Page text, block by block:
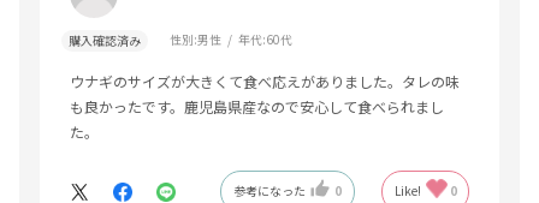
購入確認済み 性別:男性 年代:60代
ウナギのサイズが大きくて食べ応えがありました。タレの味
も良かったです。鹿児島県産なので安心して食べられまし
た。
参考になった 0 Like! 0